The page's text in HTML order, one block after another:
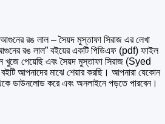
রঙ লাল – সৈয়দ মুস্তাফা সিরাজ এর লেখা
রঙ লাল” বইয়ের একটি পিডিএফ (pdf) ফাইল
পেয়েছি এবং সৈয়দ মুস্তাফা সিরাজ (Syed
আপনাদের মাঝে শেয়ার করছি। আপনারা যেকোন
ডাউনলোড করে এবং অনলাইনে পড়তে পারবেন।